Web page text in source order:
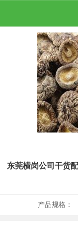
东莞横岗公司干货
产品规格：